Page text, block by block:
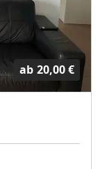
ab 20,00 €